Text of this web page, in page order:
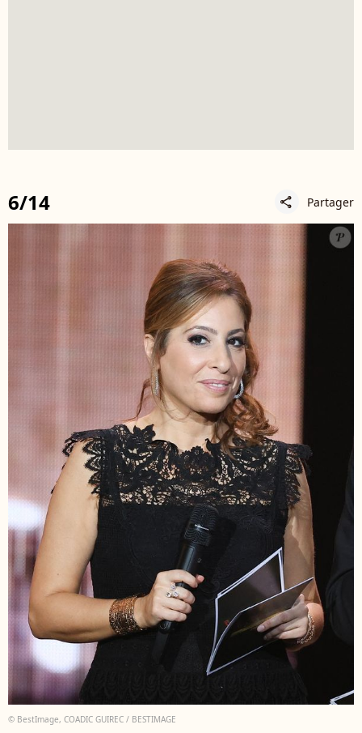
6/14 share Partager
© BestImage, COADIC GUIREC / BESTIMAGE